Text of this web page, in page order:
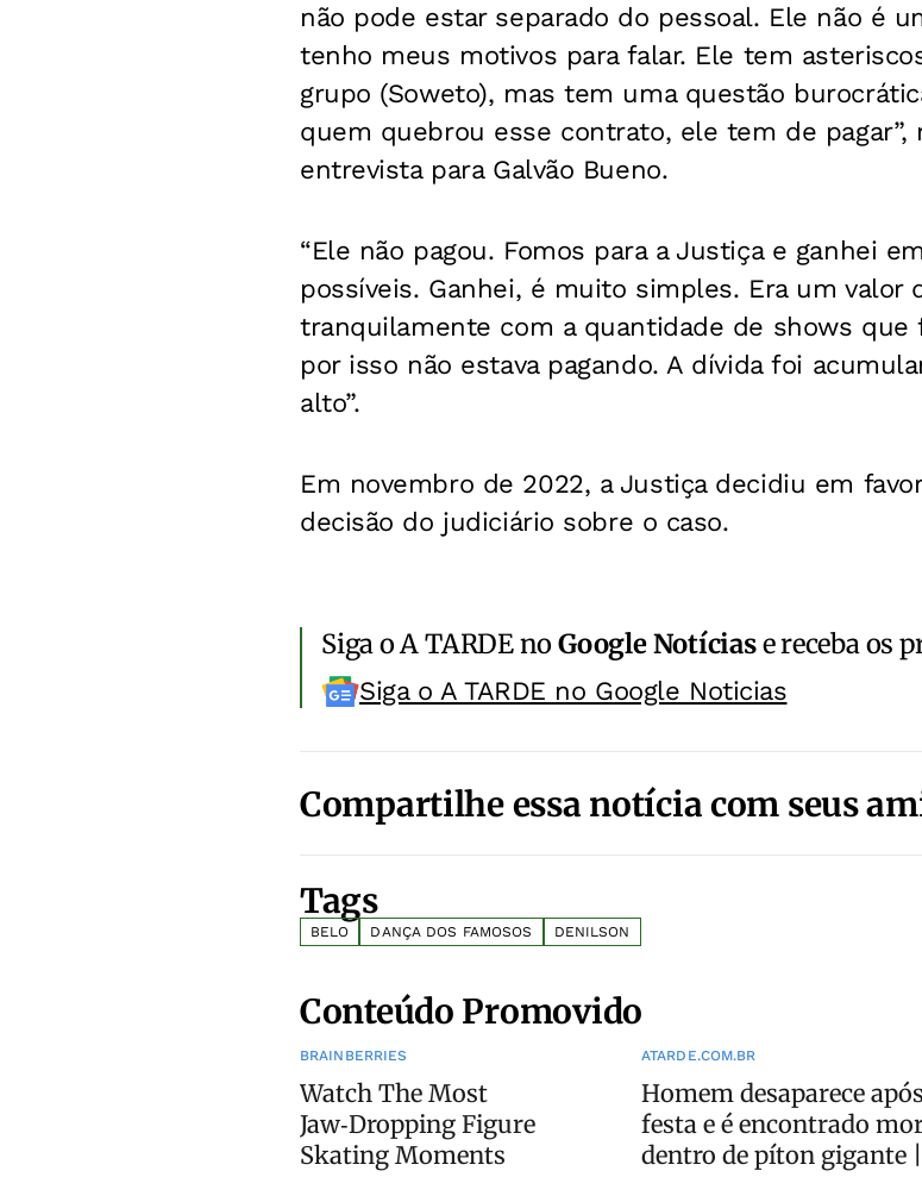
não pode estar separado do pessoal. Ele não é
tenho meus motivos para falar. Ele tem
grupo (Soweto), mas tem uma questão
quem quebrou esse contrato, ele tem de
entrevista para Galvão Bueno.
“Ele não pagou. Fomos para a Justiça e ganhei
possíveis. Ganhei, é muito simples. Era um valor
tranquilamente com a quantidade de shows que
por isso não estava pagando. A dívida foi
alto”.
Em novembro de 2022, a Justiça decidiu em
decisão do judiciário sobre o caso.
Siga o A TARDE noGoogle Notíciase receba os
Siga o A TARDE no Google Noticias
Compartilhe essa notícia com seus
Tags
BELO DANÇA DOS FAMOSOS DENILSON